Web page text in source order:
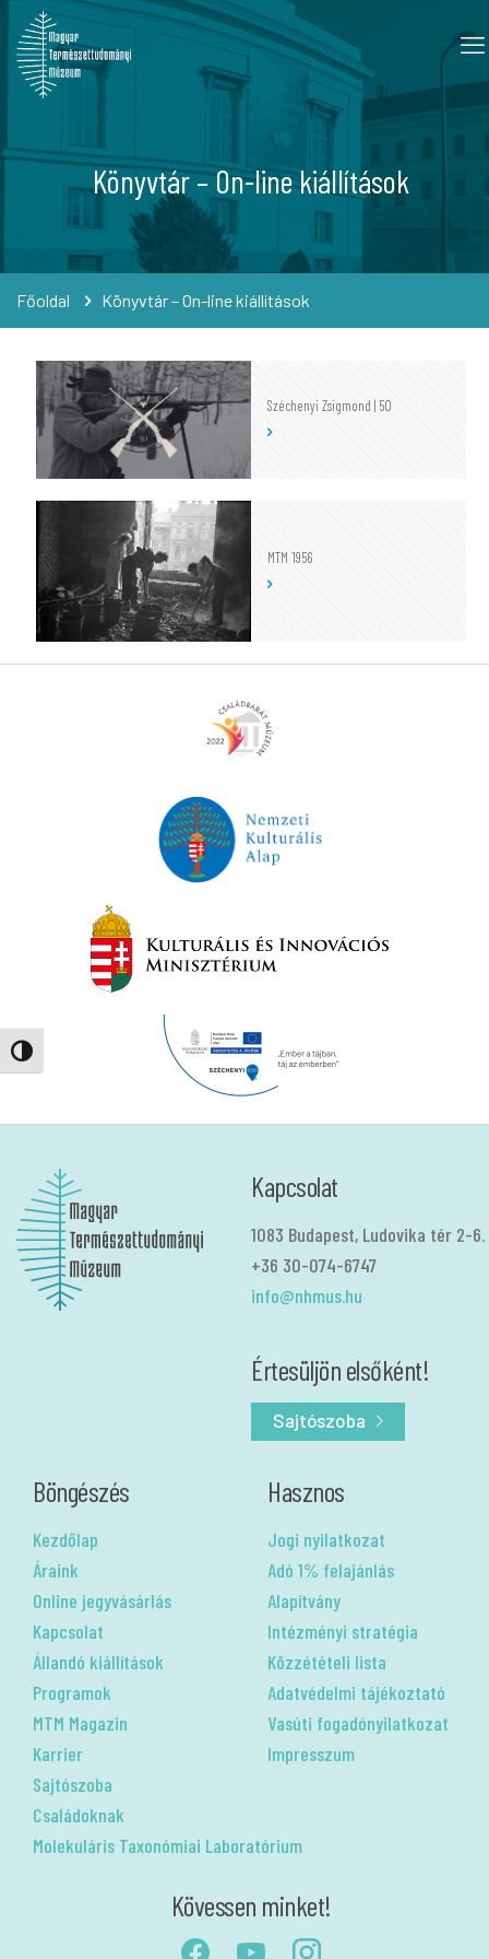
Nagy kontraszt váltása
Könyvtár – On-line kiállítások
Főoldal Könyvtár – On-line kiállítások
Széchenyi Zsigmond | 50
MTM 1956
Böngészés
Kezdőlap
Áraink
Online jegyvásárlás
Kapcsolat
Állandó kiállítások
Programok
MTM Magazin
Karrier
Sajtószoba
Családoknak
Molekuláris Taxonómiai Laboratórium
Hasznos
Jogi nyilatkozat
Adó 1% felajánlás
Alapítvány
Intézményi stratégia
Közzétételi lista
Adatvédelmi tájékoztató
Vasúti fogadónyilatkozat
Impresszum
Kapcsolat
1083 Budapest, Ludovika tér 2-6.
+36 30-074-6747
info@nhmus.hu
Értesüljön elsőként!
Sajtószoba
Kövessen minket!